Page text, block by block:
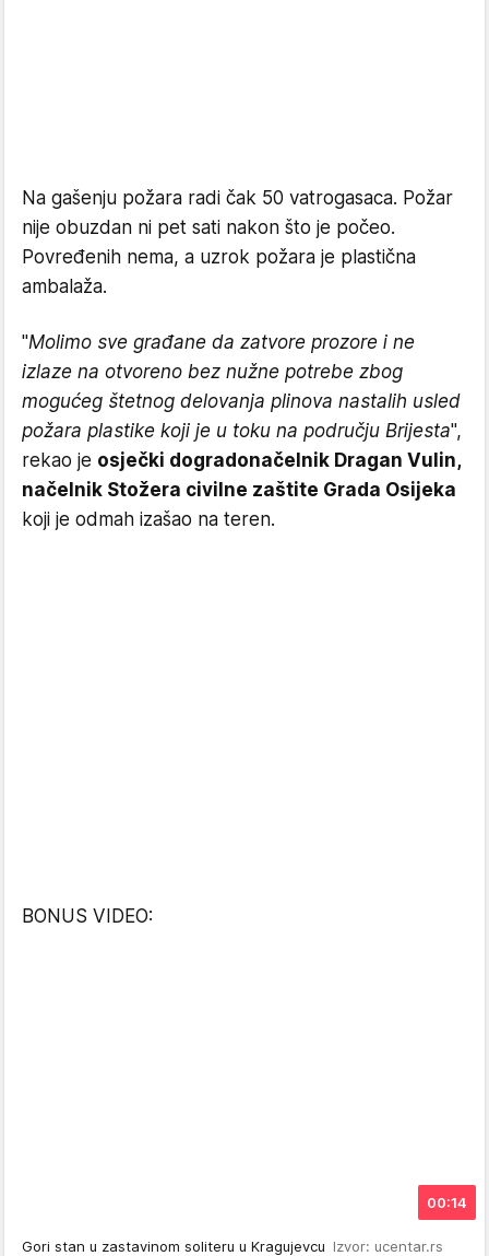
Na gašenju požara radi čak 50 vatrogasaca. Požar
nije obuzdan ni pet sati nakon što je počeo.
Povređenih nema, a uzrok požara je plastična
ambalaža.
"Molimo sve građane da zatvore prozore i ne
izlaze na otvoreno bez nužne potrebe zbog
mogućeg štetnog delovanja plinova nastalih usled
požara plastike koji je u toku na području Brijesta",
rekao je osječki dogradonačelnik Dragan Vulin,
načelnik Stožera civilne zaštite Grada Osijeka
koji je odmah izašao na teren.
BONUS VIDEO:
00:14
Gori stan u zastavinom soliteru u Kragujevcu Izvor: ucentar.rs